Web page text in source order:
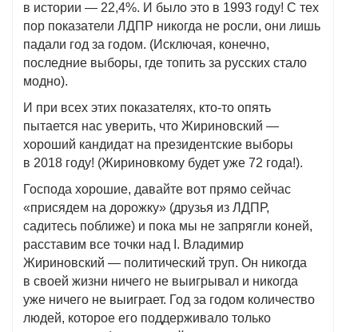
в истории — 22,4%. И было это в 1993 году! С тех
пор показатели ЛДПР никогда не росли, они лишь
падали год за годом. (Исключая, конечно,
последние выборы, где топить за русских стало
модно).
И при всех этих показателях, кто-то опять
пытается нас уверить, что Жириновский —
хороший кандидат на президентские выборы
в 2018 году! (Жириновкому будет уже 72 года!).
Господа хорошие, давайте вот прямо сейчас
«присядем на дорожку» (друзья из ЛДПР,
садитесь поближе) и пока мы не запрягли коней,
расставим все точки над I. Владимир
Жириновский — политический труп. Он никогда
в своей жизни ничего не выигрывал и никогда
уже ничего не выиграет. Год за годом количество
людей, которое его поддерживало только